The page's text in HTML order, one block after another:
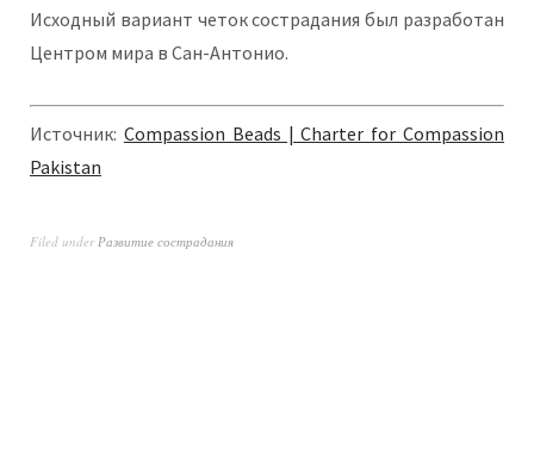
Исходный вариант четок сострадания был разработан
Центром мира в Сан-Антонио.
Источник: Compassion Beads | Charter for Compassion
Pakistan
Filed underРазвитие сострадания